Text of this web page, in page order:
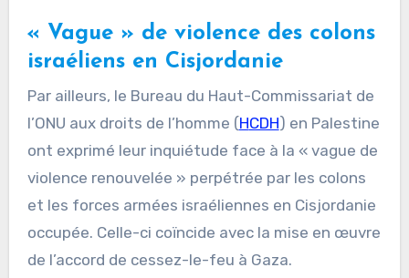
« Vague » de violence des colons
israéliens en Cisjordanie
Par ailleurs, le Bureau du Haut-Commissariat de
l’ONU aux droits de l’homme (HCDH) en Palestine
ont exprimé leur inquiétude face à la « vague de
violence renouvelée » perpétrée par les colons
et les forces armées israéliennes en Cisjordanie
occupée. Celle-ci coïncide avec la mise en œuvre
de l’accord de cessez-le-feu à Gaza.